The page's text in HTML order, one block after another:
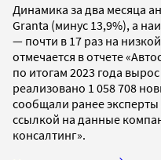
Динамика за два месяца
Granta (минус 13,9%), а
— почти в 17 раз на
отмечается в отчете
по итогам 2023 года
реализовано 1 058 708
сообщали ранее эксперты
ссылкой на данные
консалтинг».